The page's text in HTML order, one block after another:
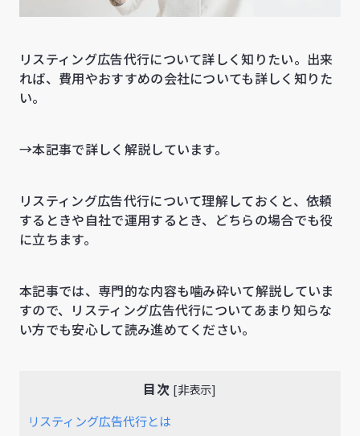
リスティング広告代行について詳しく知りたい。出来
れば、費用やおすすめの会社についても詳しく知りた
い。
→本記事で詳しく解説しています。
リスティング広告代行について理解しておくと、依頼
するときや自社で運用するとき、どちらの場合でも役
に立ちます。
本記事では、専門的な内容も噛み砕いて解説していま
すので、リスティング広告代行についてあまり知らな
い方でも安心して読み進めてください。
目次 [非表示]
リスティング広告代行とは